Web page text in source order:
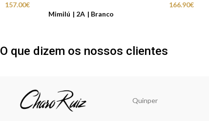
157.00€
Mimilú
2A Branco
166.90€
O que dizem os nossos clientes
Quinper